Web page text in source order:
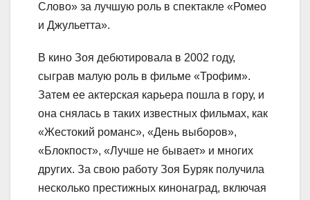
Слово» за лучшую роль в спектакле «Ромео
и Джульетта».
В кино Зоя дебютировала в 2002 году,
сыграв малую роль в фильме «Трофим».
Затем ее актерская карьера пошла в гору, и
она снялась в таких известных фильмах, как
«Жестокий романс», «День выборов»,
«Блокпост», «Лучше не бывает» и многих
других. За свою работу Зоя Буряк получила
несколько престижных кинонаград, включая